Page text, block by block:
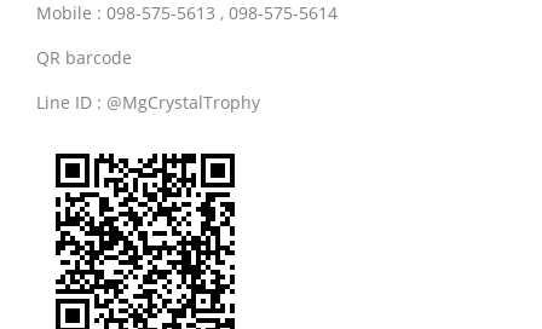
Mobile : 098-575-5613 , 098-575-5614
QR barcode
Line ID : @MgCrystalTrophy